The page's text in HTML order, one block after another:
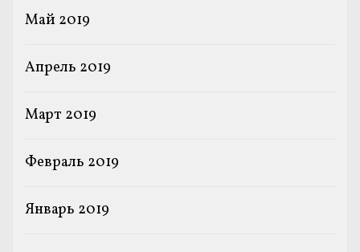
Май 2019
Апрель 2019
Март 2019
Февраль 2019
Январь 2019